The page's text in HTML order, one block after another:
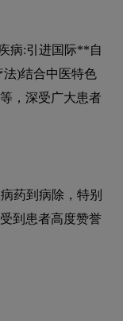
病:引进国际**自
)结合中医特色
，深受广大患者
药到病除，特别
到患者高度赞誉